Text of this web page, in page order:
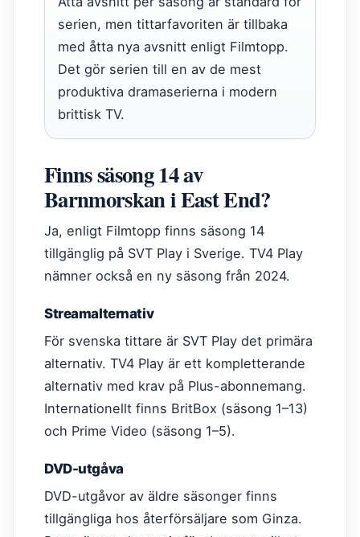
serien, men tittarfavoriten är tillbaka
med åtta nya avsnitt enligt Filmtopp.
Det gör serien till en av de mest
produktiva dramaserierna i modern
brittisk TV.
Finns säsong 14 av
Barnmorskan i East End?
Ja, enligt Filmtopp finns säsong 14
tillgänglig på SVT Play i Sverige. TV4 Play
nämner också en ny säsong från 2024.
Streamalternativ
För svenska tittare är SVT Play det primära
alternativ. TV4 Play är ett kompletterande
alternativ med krav på Plus-abonnemang.
Internationellt finns BritBox (säsong 1–13)
och Prime Video (säsong 1–5).
DVD-utgåva
DVD-utgåvor av äldre säsonger finns
tillgängliga hos återförsäljare som Ginza.